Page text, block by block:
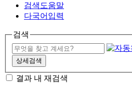
검색도움말
다국어입력
검색
상세검색
결과 내 재검색